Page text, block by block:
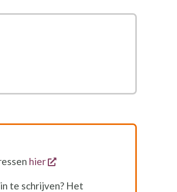
hier opent een nieuw venster
te schrijven? Het